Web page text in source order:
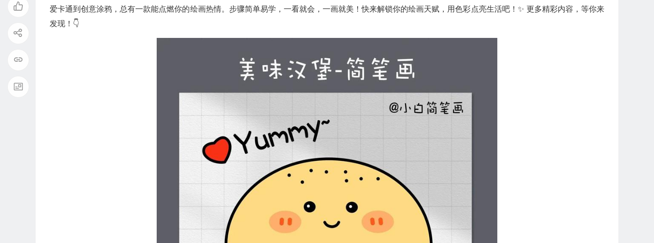
爱卡通到创意涂鸦，总有一款能点燃你的绘画热情。步骤简单易学，一看就会，一画就美！快来解锁你的绘画天赋，用色彩点亮生活吧！✨ 更多精彩内容，等你来
发现！👇